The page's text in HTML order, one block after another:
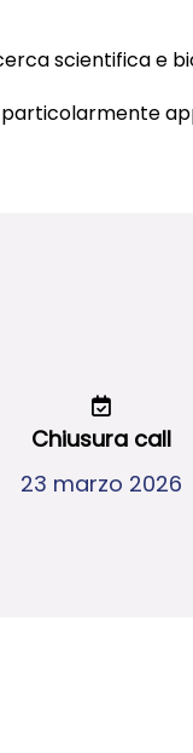
scientifica e
Chiusura call
23 marzo 2026